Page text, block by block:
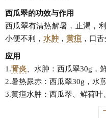
西瓜翠的功效与作用
西瓜翠有清热解暑，止渴，
小便不利， 水肿 ， 黄疸 ，口
应用
1.肾炎 、水肿：西瓜翠30g，
2.暑热尿赤：西瓜翠30g，水煎
3.黄疸水肿：西瓜翠、鲜荷叶